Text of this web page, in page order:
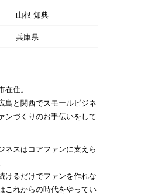
山根 知典
兵庫県
住。
島と関西でスモールビジネ
ンづくりのお手伝いをして
ネスはコアファンに支えら
けるだけでファンを作れな
これからの時代をやってい